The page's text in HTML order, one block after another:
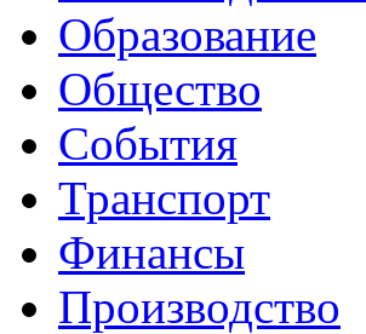
Образование
Общество
События
Транспорт
Финансы
Производство